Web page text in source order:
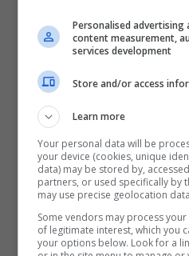
Personalised
content measurement,
services development
Store and/or access
Learn more
Your personal data will be
your device (cookies, unique
data) may be stored by,
partners, or used specifically by
may use precise geolocation
Some vendors may process
of legitimate interest, which you
your options below. Look for a